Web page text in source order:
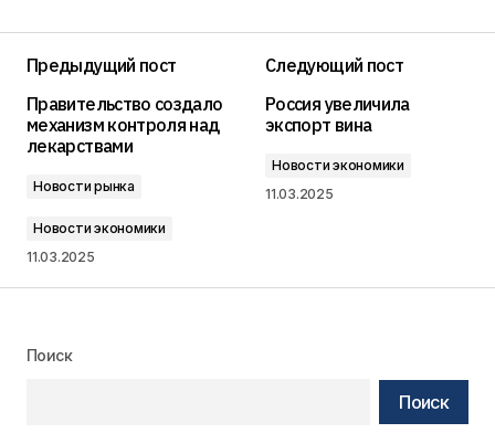
Предыдущий пост
Правительство создало
механизм контроля над
лекарствами
Новости рынка
Новости экономики
11.03.2025
Следующий пост
Россия увеличила
экспорт вина
Новости экономики
11.03.2025
Поиск
Поиск